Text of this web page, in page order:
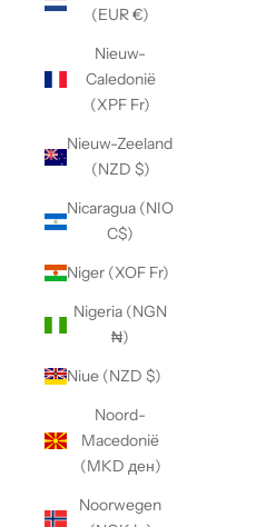
(EUR €)
Nieuw-
Caledonië
(XPF Fr)
Nieuw-Zeeland
(NZD $)
Nicaragua (NIO
C$)
Niger (XOF Fr)
Nigeria (NGN
₦)
Niue (NZD $)
Noord-
Macedonië
(MKD ден)
Noorwegen